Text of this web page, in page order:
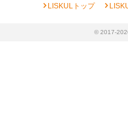
chevron_rightLISKULトップ chevron_right
© 2017-